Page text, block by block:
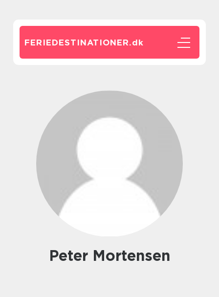
FERIEDESTINATIONER.dk
Peter Mortensen